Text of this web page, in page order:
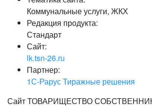
Коммунальные услуги, ЖКХ
Редакция продукта:
Стандарт
Сайт:
lk.tsn-26.ru
Партнер:
1С-Рарус Тиражные решения
Сайт ТОВАРИЩЕСТВО